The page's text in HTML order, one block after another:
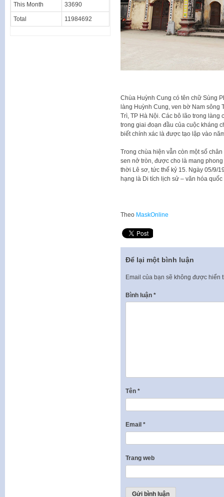
Chùa Huỳnh Cung có tên chữ Sùng
làng Huỳnh Cung, ven bờ Nam sông
Trì, TP Hà Nội. Các bô lão trong
trong giai đoạn đầu của cuộc kháng
biết chính xác là được tạo lập vào
Trong chùa hiện vẫn còn một số
sen nở tròn, được cho là mang
thời Lê sơ, tức thế kỷ 15. Ngày 05/9/
hạng là Di tích lịch sử – văn hóa quốc
Theo MaskOnline
Để lại một bình luận
Email của bạn sẽ không được hiển
Bình luận *
Tên *
Email *
Trang web
This Month 33690
Total 11984692